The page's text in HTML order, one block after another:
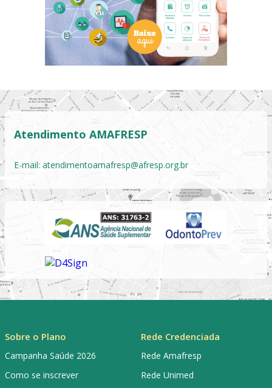
Atendimento AMAFRESP
E-mail: atendimentoamafresp@afresp.org.br
Sobre o Plano
Campanha Saúde 2026
Como se inscrever
Rede Credenciada
Rede Amafresp
Rede Unimed